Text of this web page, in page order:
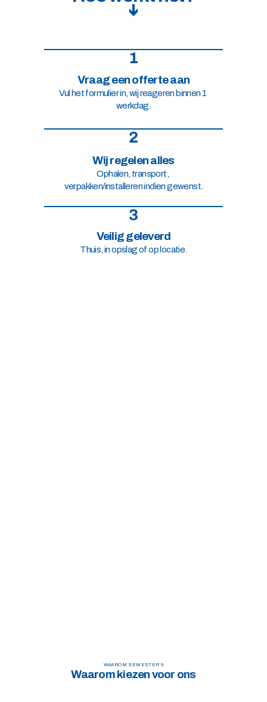
Vraag een offerte aan
Vul het formulier in, wij reageren binnen 1
werkdag.
Wij regelen alles
Ophalen, transport,
verpakken/installeren indien gewenst.
Veilig geleverd
Thuis, in opslag of op locatie.
WAAROM SEMESTER 9
Waarom kiezen voor ons